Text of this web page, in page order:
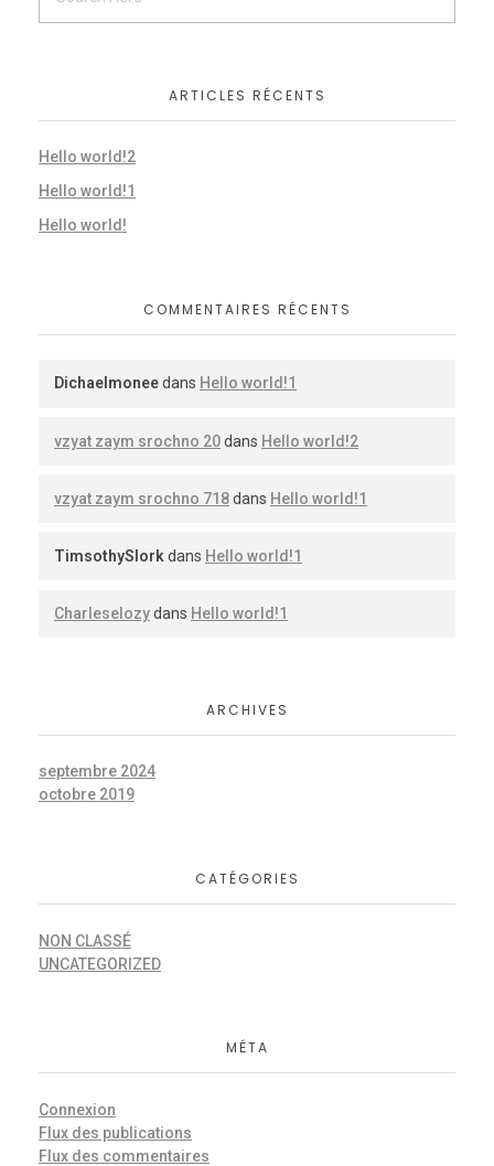
ARTICLES RÉCENTS
Hello world!2
Hello world!1
Hello world!
COMMENTAIRES RÉCENTS
Dichaelmoneedans Hello world!1
vzyat zaym srochno 20dans Hello world!2
vzyat zaym srochno 718dans Hello world!1
TimsothySlork dans Hello world!1
Charleselozydans Hello world!1
ARCHIVES
septembre 2024
octobre 2019
CATÉGORIES
NON CLASSÉ
UNCATEGORIZED
MÉTA
Connexion
Flux des publications
Flux des commentaires